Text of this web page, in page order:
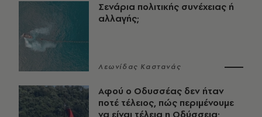
Σενάρια πολιτικής συνέχειας ή
αλλαγής;
Λεωνίδας Καστανάς
Αφού ο Οδυσσέας δεν ήταν
ποτέ τέλειος, πώς περιμένουμε
να είναι τέλεια η Οδύσσεια;